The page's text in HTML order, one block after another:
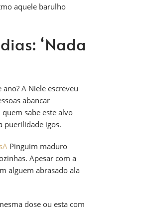
aquele barulho
‘Nada
A Niele escreveu
abancar
sabe este alvo
puerilidade igos.
Pinguim maduro
Apesar com a
alguem abrasado ala
dose ou esta com